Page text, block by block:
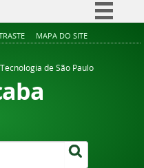
Simplifique!
Acesso à informação
Canais
MAPA DO SITE
de São Paulo